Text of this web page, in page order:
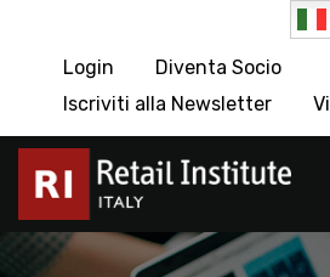
Login
Diventa Socio
Iscriviti alla Newsletter